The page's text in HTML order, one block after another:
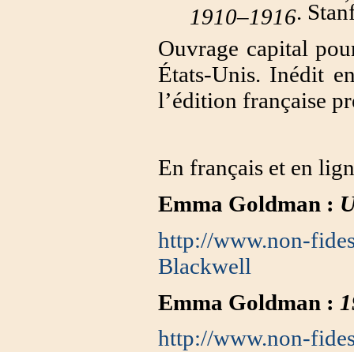
1910–1916.
Ouvrage capital
États-Unis. Inédit
l’édition française
En français et en
Emma Goldman :
http://www.non-
Blackwell
Emma Goldman :
http://www.non-